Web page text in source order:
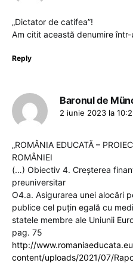
„Dictator de catifea”!
Am citit această denumire
Reply
Baronul de
2 iunie 2023 la
„ROMÂNIA EDUCATĂ –
ROMÂNIEI
(…) Obiectiv 4. Creșterea
preuniversitar
O4.a. Asigurarea unei alocări
publice cel puțin egală cu
statele membre ale Uniunii
pag. 75
http://
content/uploads/2021/07/